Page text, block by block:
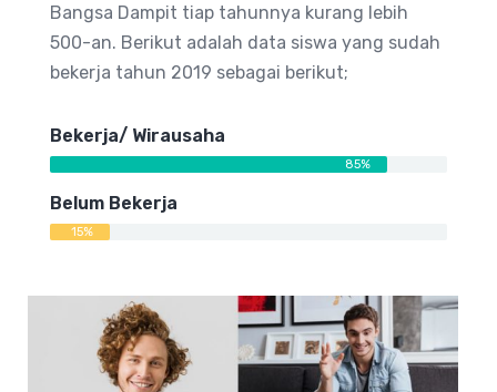
Bangsa Dampit tiap tahunnya kurang lebih
500-an. Berikut adalah data siswa yang sudah
bekerja tahun 2019 sebagai berikut;
Bekerja/ Wirausaha
85%
Belum Bekerja
15%